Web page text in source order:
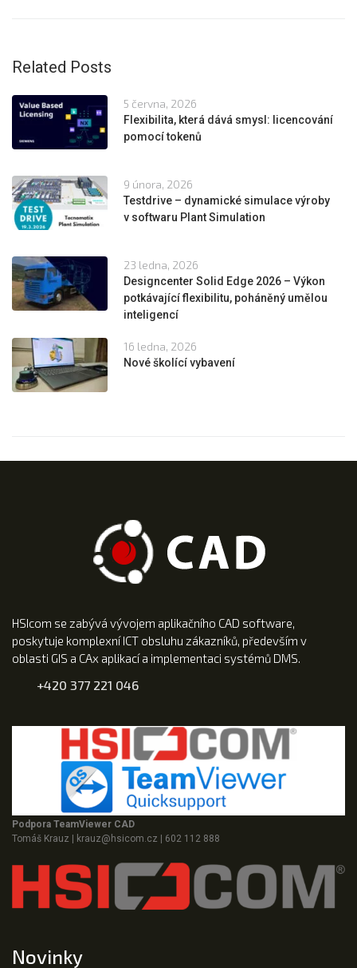
Related Posts
5 června, 2026
Flexibilita, která dává smysl: licencování
pomocí tokenů
9 února, 2026
Testdrive – dynamické simulace výroby
v softwaru Plant Simulation
23 ledna, 2026
Designcenter Solid Edge 2026 – Výkon
potkávající flexibilitu, poháněný umělou
inteligencí
16 ledna, 2026
Nové školící vybavení
HSIcom se zabývá vývojem aplikačního CAD software,
poskytuje komplexní ICT obsluhu zákazníků, především v
oblasti GIS a CAx aplikací a implementaci systémů DMS.
+420 377 221 046
Podpora TeamViewer CAD
Tomáš Krauz
krauz@hsicom.cz 602 112 888
Novinky